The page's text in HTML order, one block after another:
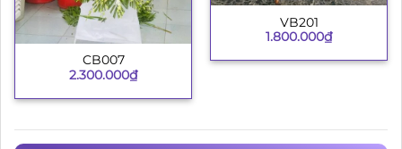
CB007
2.300.000₫
VB201
1.800.000₫